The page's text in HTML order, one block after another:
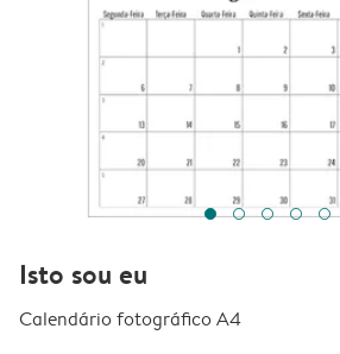
Isto sou eu
Calendário fotográfico A4